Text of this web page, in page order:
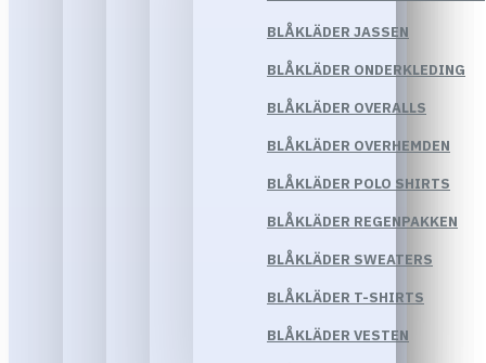
BLÅKLÄDER JASSEN
BLÅKLÄDER ONDERKLEDING
BLÅKLÄDER OVERALLS
BLÅKLÄDER OVERHEMDEN
BLÅKLÄDER POLO SHIRTS
BLÅKLÄDER REGENPAKKEN
BLÅKLÄDER SWEATERS
BLÅKLÄDER T-SHIRTS
BLÅKLÄDER VESTEN